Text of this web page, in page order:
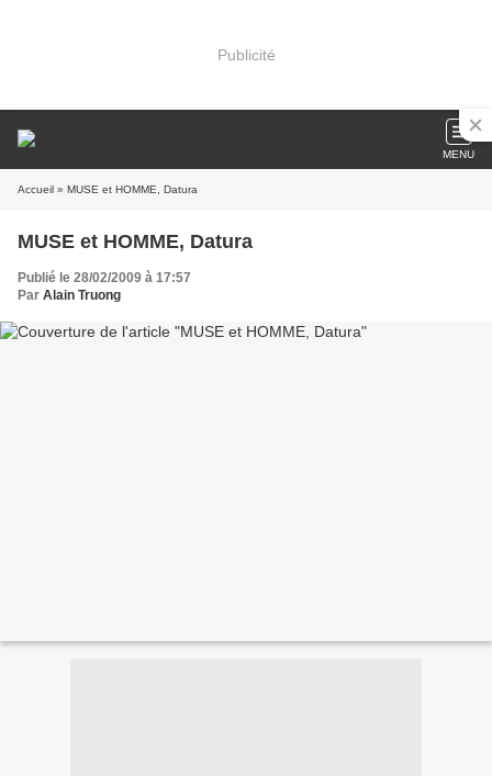
Publicité
MENU
Accueil » MUSE et HOMME, Datura
MUSE et HOMME, Datura
Publié le 28/02/2009 à 17:57
Par Alain Truong